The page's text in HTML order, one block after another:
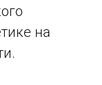
на